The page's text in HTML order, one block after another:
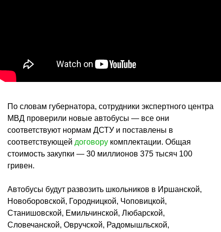
По словам губернатора, сотрудники экспертного центра
МВД проверили новые автобусы — все они
соответствуют нормам ДСТУ и поставлены в
соответствующей договору комплектации. Общая
стоимость закупки — 30 миллионов 375 тысяч 100
гривен.
Автобусы будут развозить школьников в Иршанской,
Новоборовской, Городницкой, Чоповицкой,
Станишовской, Емильчинской, Любарской,
Словечанской, Овручской, Радомышльской,